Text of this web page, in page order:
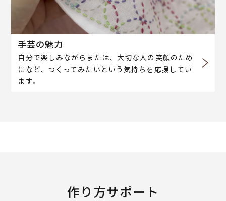
手芸の魅力
自分で楽しみながらまたは、大切な人の笑顔のため
になど、つくってみたいという気持ちを応援してい
ます。
作り方サポート